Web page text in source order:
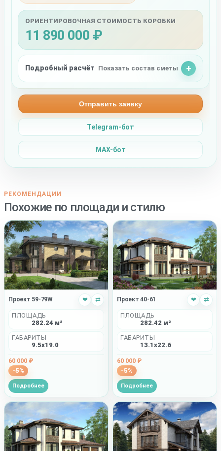
ОРИЕНТИРОВОЧНАЯ СТОИМОСТЬ КОРОБКИ
11 890 000 ₽
Подробный расчёт Показать состав сметы
Отправить заявку
Telegram-бот
MAX-бот
РЕКОМЕНДАЦИИ
Похожие по площади и стилю
Проект 59-79W ❤ ⇄
ПЛОЩАДЬ
282.24 м²
ГАБАРИТЫ
9.5x19.0
60 000 ₽
-5%
Подробнее
Проект 40-61 ❤ ⇄
ПЛОЩАДЬ
282.42 м²
ГАБАРИТЫ
13.1x22.6
60 000 ₽
-5%
Подробнее